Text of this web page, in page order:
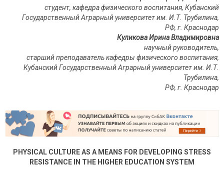
студент, кафедра физического воспитания, Кубанский
Государственный Аграрный университет им. И.Т. Трубилина,
РФ, г. Краснодар
Куликова Ирина Владимировна
научный руководитель,
старший преподаватель кафедры физического воспитания,
Кубанский Государственный Аграрный университет им. И.Т.
Трубилина,
РФ, г. Краснодар
PHYSICAL CULTURE AS A MEANS FOR DEVELOPING STRESS
RESISTANCE IN THE HIGHER EDUCATION SYSTEM